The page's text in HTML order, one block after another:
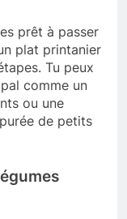
prêt à passer
plat printanier
Tu peux
comme un
ou une
de petits